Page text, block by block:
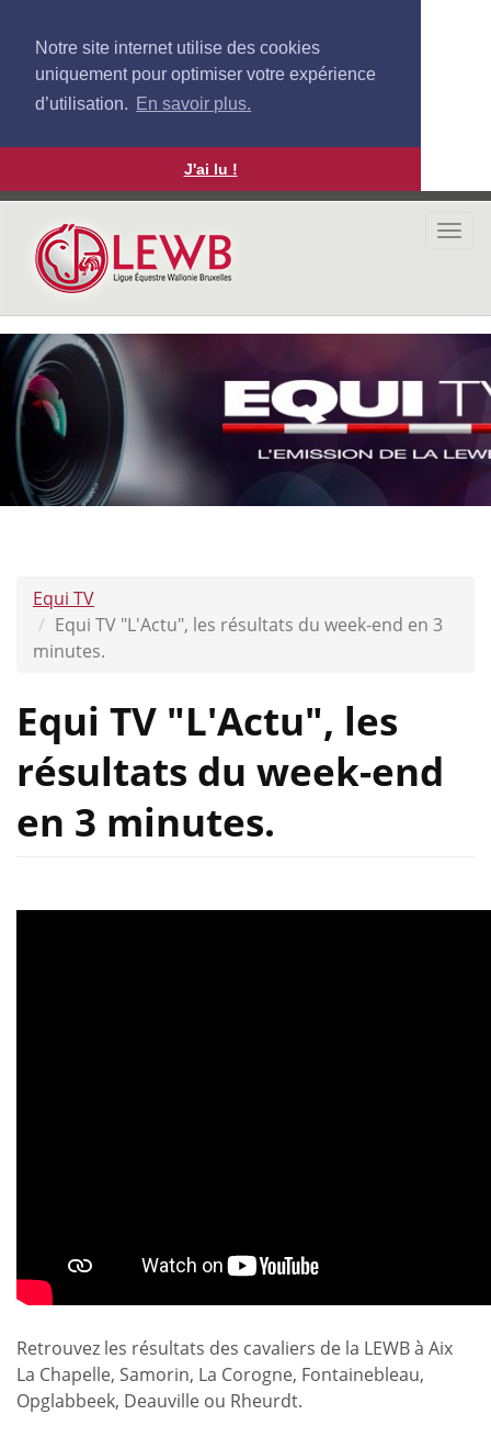
Notre site internet utilise des cookies
uniquement pour optimiser votre expérience
d’utilisation. En savoir plus.
J'ai lu !
Aller
contenu
principal
Equi TV
Equi TV "L'Actu", les résultats du week-end en 3
minutes.
Equi TV "L'Actu", les
résultats du week-end
en 3 minutes.
Retrouvez les résultats des cavaliers de la LEWB à Aix
La Chapelle, Samorin, La Corogne, Fontainebleau,
Opglabbeek, Deauville ou Rheurdt.